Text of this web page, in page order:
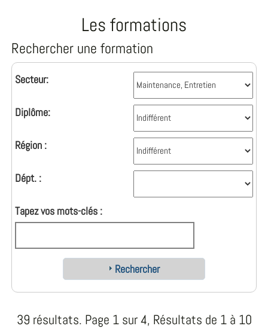
Les formations
Rechercher une formation
Secteur:
Diplôme:
Région :
Dépt. :
Tapez vos mots-clés :
Rechercher
39 résultats. Page 1 sur 4, Résultats de 1 à 10